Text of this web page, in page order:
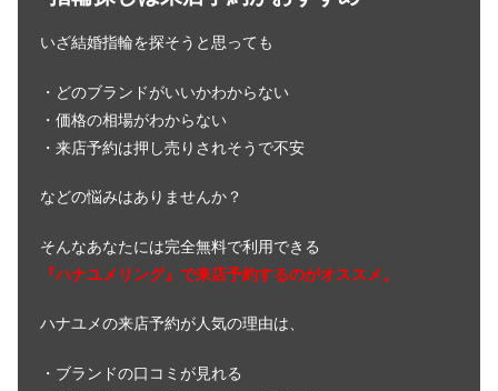
いざ結婚指輪を探そうと思っても
・どのブランドがいいかわからない
・価格の相場がわからない
・来店予約は押し売りされそうで不安
などの悩みはありませんか？
そんなあなたには完全無料で利用できる
『ハナユメリング』で来店予約するのがオススメ。
ハナユメの来店予約が人気の理由は、
・ブランドの口コミが見れる